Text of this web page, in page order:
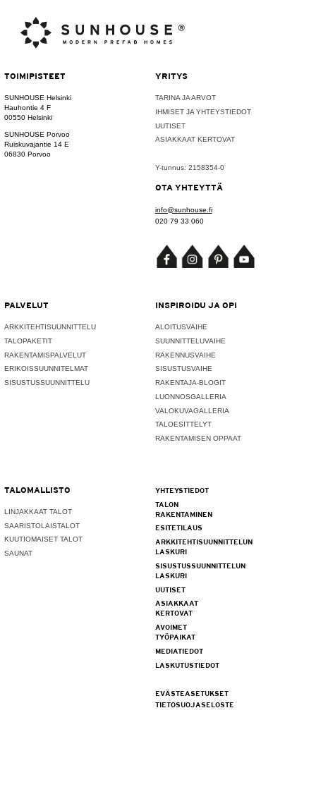
TOIMIPISTEET
SUNHOUSE Helsinki
Hauhontie 4 F
00550 Helsinki
SUNHOUSE Porvoo
Ruiskuvajantie 14 E
06830 Porvoo
YRITYS
TARINA JA ARVOT
IHMISET JA YHTEYSTIEDOT
UUTISET
ASIAKKAAT KERTOVAT
Y-tunnus: 2158354-0
OTA YHTEYTTÄ
info@sunhouse.fi
020 79 33 060
PALVELUT
ARKKITEHTISUUNNITTELU
TALOPAKETIT
RAKENTAMISPALVELUT
ERIKOISSUUNNITELMAT
SISUSTUSSUUNNITTELU
INSPIROIDU JA OPI
ALOITUSVAIHE
SUUNNITTELUVAIHE
RAKENNUSVAIHE
SISUSTUSVAIHE
RAKENTAJA-BLOGIT
LUONNOSGALLERIA
VALOKUVAGALLERIA
TALOESITTELYT
RAKENTAMISEN OPPAAT
TALOMALLISTO
LINJAKKAAT TALOT
SAARISTOLAISTALOT
KUUTIOMAISET TALOT
SAUNAT
YHTEYSTIEDOT
TALON
RAKENTAMINEN
ESITETILAUS
ARKKITEHTISUUNNITTELUN
LASKURI
SISUSTUSSUUNNITTELUN
LASKURI
UUTISET
ASIAKKAAT
KERTOVAT
AVOIMET
TYÖPAIKAT
MEDIATIEDOT
LASKUTUSTIEDOT
EVÄSTEASETUKSET
TIETOSUOJASELOSTE